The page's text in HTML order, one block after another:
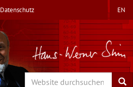
Datenschutz EN
Search